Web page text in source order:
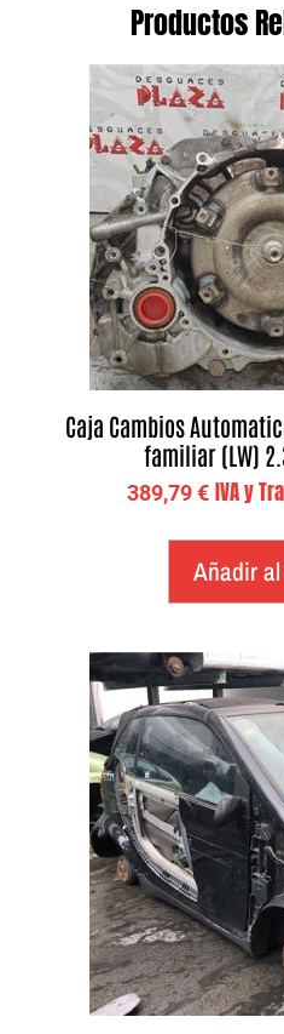
Productos
Caja Cambios
familiar (LW)
389,79€ IVA y
Añadir